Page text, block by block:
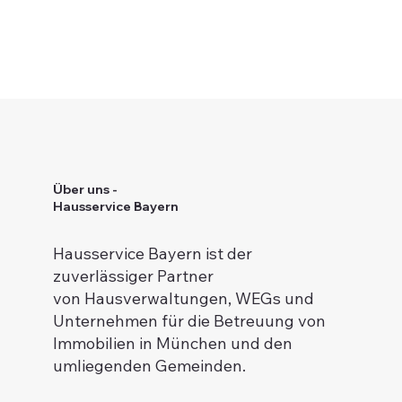
Über uns -
Hausservice Bayern
Hausservice Bayern ist der
zuverlässiger Partner
von Hausverwaltungen, WEGs und
Unternehmen für die Betreuung von
Immobilien in München und den
umliegenden Gemeinden.